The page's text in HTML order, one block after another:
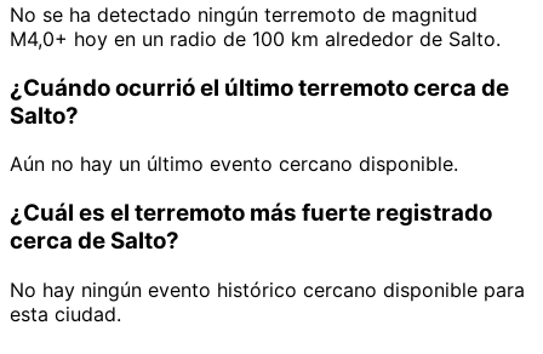
No se ha detectado ningún terremoto de magnitud
M4,0+ hoy en un radio de 100 km alrededor de Salto.
¿Cuándo ocurrió el último terremoto cerca de
Salto?
Aún no hay un último evento cercano disponible.
¿Cuál es el terremoto más fuerte registrado
cerca de Salto?
No hay ningún evento histórico cercano disponible para
esta ciudad.